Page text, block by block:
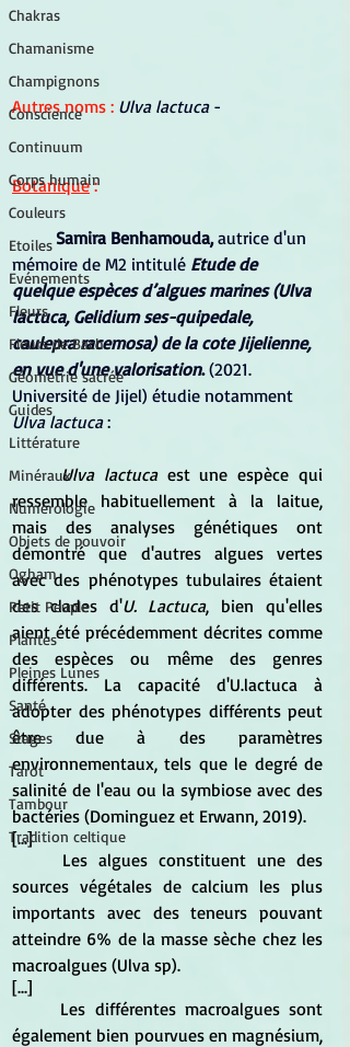
Chakras
Chamanisme
Champignons
Conscience
Continuum
Corps humain
Couleurs
Etoiles
Evénements
Fleurs
Fleurs de Bach
Géométrie sacrée
Guides
Littérature
Minéraux
Numérologie
Objets de pouvoir
Ogham
Petit Peuple
Plantes
Pleines Lunes
Santé
Stages
Tarot
Tambour
Tradition celtique
Autres noms : Ulva lactuca -
Botanique :
Samira Benhamouda, autrice d'un
mémoire de M2 intitulé Etude de
quelque espèces d’algues marines (Ulva
lactuca, Gelidium ses-quipedale,
caulepra racemosa) de la cote Jijelienne,
en vue d'une valorisation. (2021.
Université de Jijel) étudie notamment
Ulva lactuca :
Ulva lactuca est une espèce qui
ressemble habituellement à la laitue,
mais des analyses génétiques ont
démontré que d'autres algues vertes
avec des phénotypes tubulaires étaient
des clades d'U. Lactuca, bien qu'elles
aient été précédemment décrites comme
des espèces ou même des genres
différents. La capacité d'U.lactuca à
adopter des phénotypes différents peut
être due à des paramètres
environnementaux, tels que le degré de
salinité de l'eau ou la symbiose avec des
bactéries (Dominguez et Erwann, 2019).
[...]
sources végétales de calcium les plus
importants avec des teneurs pouvant
atteindre 6% de la masse sèche chez les
macroalgues (Ulva sp).
[...]
également bien pourvues en magnésium,